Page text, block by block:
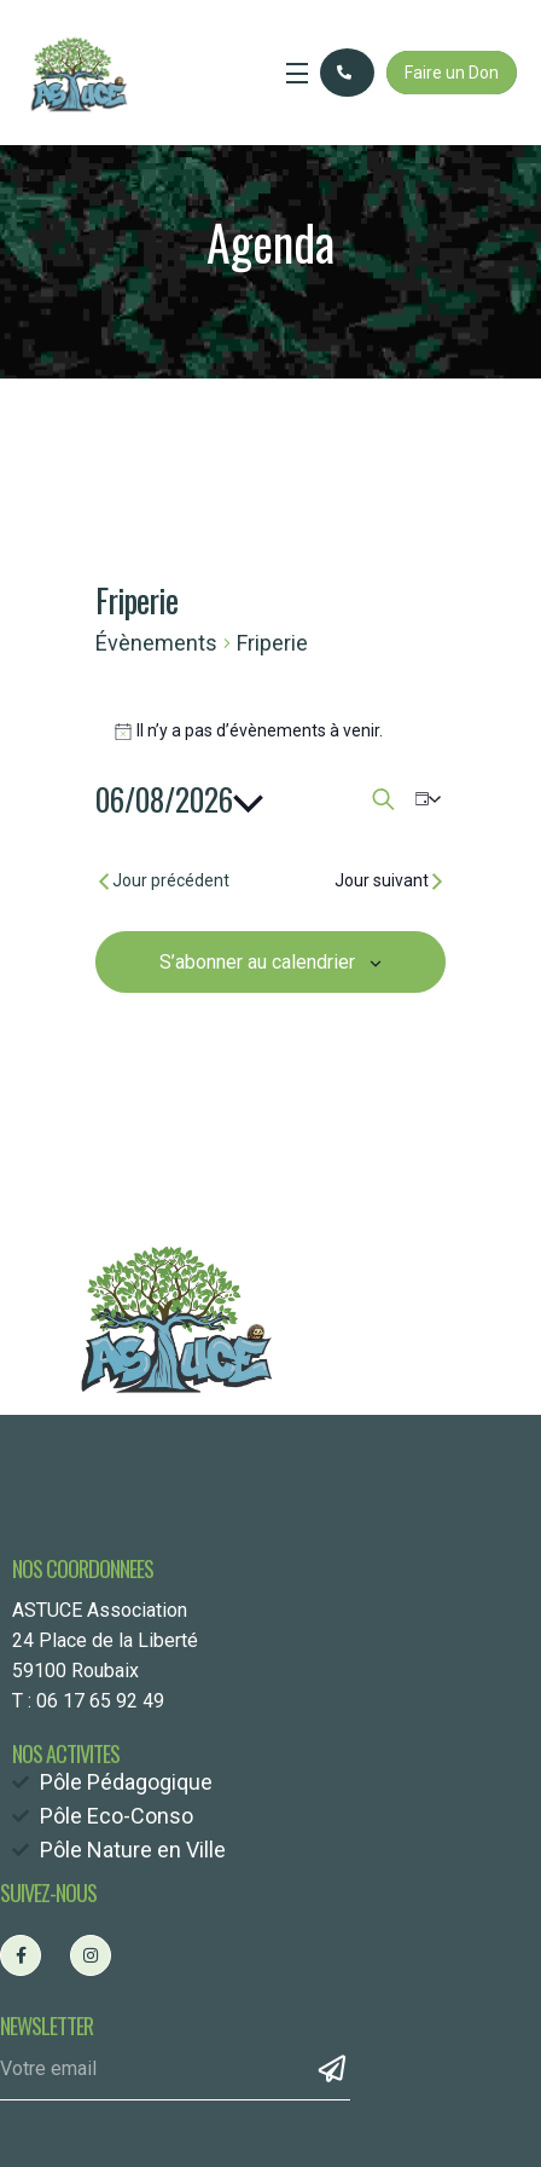
Faire un Don
Agenda
Friperie
Évènements Friperie
NoticeIl n’y a pas d’évènements à venir.
Recherche
et
navigation
de
de
vues
Jour
06/08/2026
uneJour précédent Jour suivant
S’abonner au calendrier
NOS COORDONNEES
ASTUCE Association
24 Place de la Liberté
59100 Roubaix
T : 06 17 65 92 49
NOS ACTIVITES
Pôle Pédagogique
Pôle Eco-Conso
Pôle Nature en Ville
SUIVEZ-NOUS
NEWSLETTER